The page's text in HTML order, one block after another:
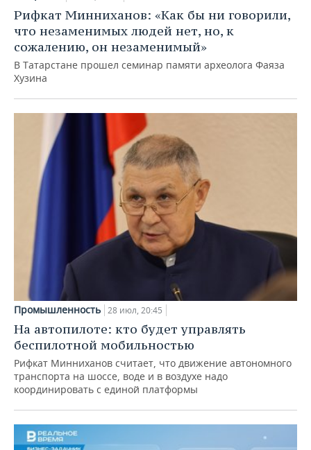
Рифкат Минниханов: «Как бы ни говорили,
что незаменимых людей нет, но, к
сожалению, он незаменимый»
В Татарстане прошел семинар памяти археолога Фаяза
Хузина
Промышленность 28 июл, 20:45
На автопилоте: кто будет управлять
беспилотной мобильностью
Рифкат Минниханов считает, что движение автономного
транспорта на шоссе, воде и в воздухе надо
координировать с единой платформы